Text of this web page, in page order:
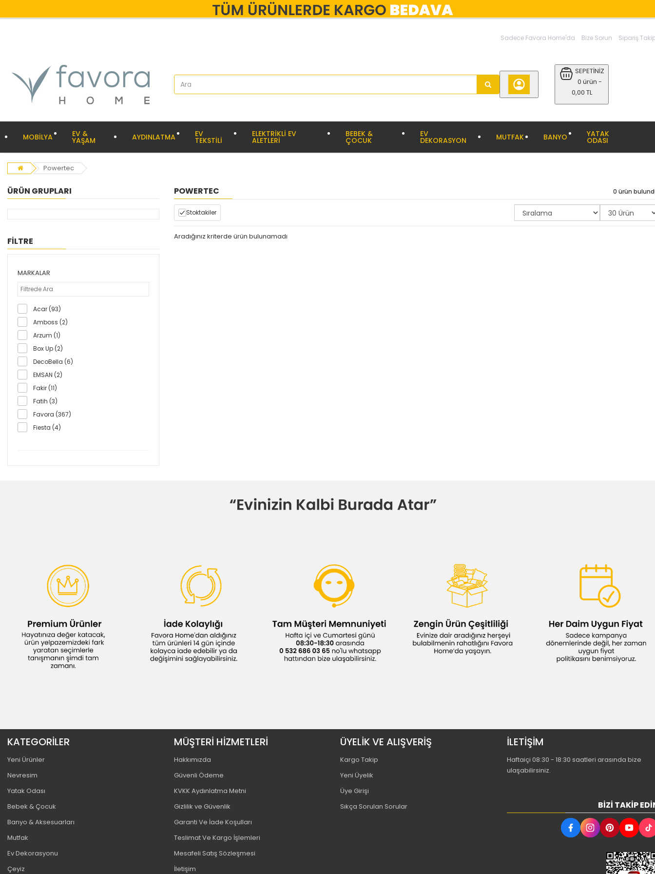
Sadece Favora Home'da Bize Sorun Sipariş
SEPETİNİZ
0 ürün -
0,00 TL
MOBİLYA EV &
YAŞAM AYDINLATMA EV
TEKSTİLİ
ELEKTRİKLİ EV
ALETLERİ
BEBEK &
ÇOCUK
EV
DEKORASYON MUTFAK BANYO YATAK
ODASI
Powertec
ÜRÜN GRUPLARI
FİLTRE
MARKALAR
Acar (93)
Amboss (2)
Arzum (1)
Box Up (2)
DecoBella (6)
EMSAN (2)
Fakir (11)
Fatih (3)
Favora (367)
Fiesta (4)
Homend (1)
Taç (4)
Tohana (3)
Yoncagül (4)
Özdilek (30)
POWERTEC 0 ürün
Stoktakiler
Aradığınız kriterde ürün bulunamadı
KATEGORİLER
Yeni Ürünler
Nevresim
Yatak Odası
Bebek & Çocuk
Banyo & Aksesuarları
Mutfak
Ev Dekorasyonu
Çeyiz
MÜŞTERİ HİZMETLERİ
Hakkımızda
Güvenli Ödeme
KVKK Aydınlatma Metni
Gizlilik ve Güvenlik
Garanti Ve İade Koşulları
Teslimat Ve Kargo İşlemleri
Mesafeli Satış Sözleşmesi
İletişim
ÜYELİK VE ALIŞVERİŞ
Kargo Takip
Yeni Üyelik
Üye Girişi
Sıkça Sorulan Sorular
İLETİŞİM
Haftaiçi 08:30 - 18:30 saatleri arasında bize
ulaşabilirsiniz.
BIZI TAKIP